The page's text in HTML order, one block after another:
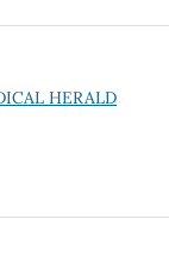
HERALD